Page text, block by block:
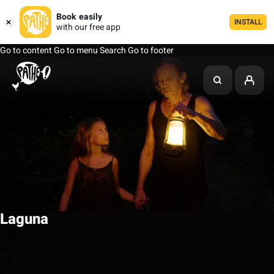
Book easily
with our free app
INSTALL
Go to contentGo to menuSearchGo to footer
Laguna